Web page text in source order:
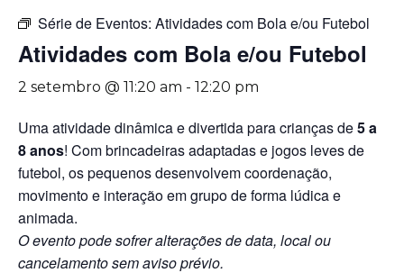
Série de Eventos: Atividades com Bola e/ou Futebol
Atividades com Bola e/ou Futebol
2 setembro @ 11:20 am - 12:20 pm
Uma atividade dinâmica e divertida para crianças de5 a
8 anos! Com brincadeiras adaptadas e jogos leves de
futebol, os pequenos desenvolvem coordenação,
movimento e interação em grupo de forma lúdica e
animada.
O evento pode sofrer alterações de data, local ou
cancelamento sem aviso prévio.